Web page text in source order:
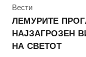
КАтегорија
Вести
ЛЕМУРИТЕ
НАЈЗАГРОЗЕН
НА СВЕТОТ